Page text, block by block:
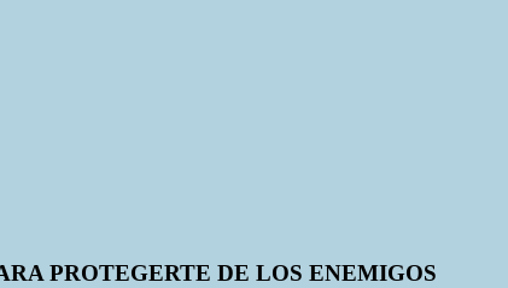
PROTEGERTE DE LOS ENEMIGOS